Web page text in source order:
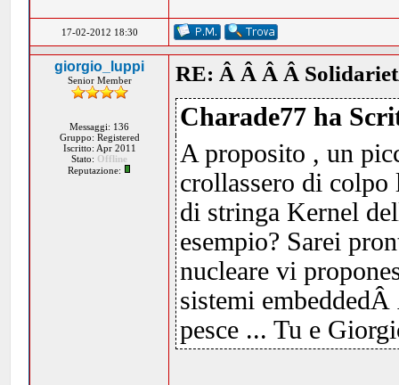
17-02-2012 18:30
giorgio_luppi
Senior Member
Messaggi: 136
Gruppo: Registered
Iscritto: Apr 2011
Stato: Offline
Reputazione:
RE: Â Â Â Â
Charade77 ha
A proposito , un
crollassero di
di stringa Kernel
esempio? Sarei
nucleare vi
sistemi
pesce ... Tu e